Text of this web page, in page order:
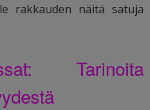
rakkauden näitä satuja
Tarinoita